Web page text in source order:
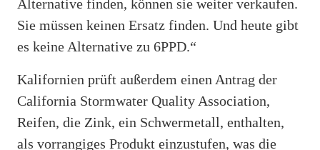
Alternative finden, können sie weiter verkaufen.
Sie müssen keinen Ersatz finden. Und heute gibt
es keine Alternative zu 6PPD.“
Kalifornien prüft außerdem einen Antrag der
California Stormwater Quality Association,
Reifen, die Zink, ein Schwermetall, enthalten,
als vorrangiges Produkt einzustufen, was die